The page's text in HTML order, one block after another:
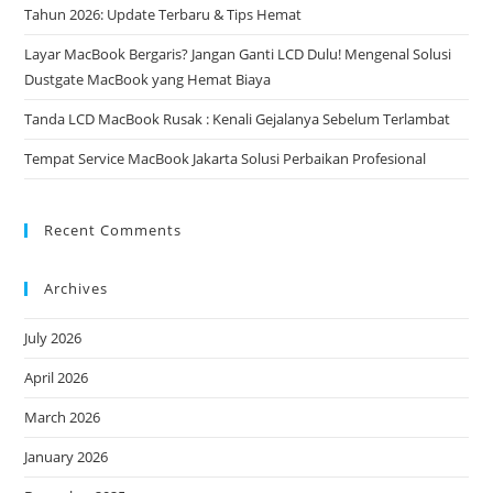
Tahun 2026: Update Terbaru & Tips Hemat
Layar MacBook Bergaris? Jangan Ganti LCD Dulu! Mengenal Solusi
Dustgate MacBook yang Hemat Biaya
Tanda LCD MacBook Rusak : Kenali Gejalanya Sebelum Terlambat
Tempat Service MacBook Jakarta Solusi Perbaikan Profesional
Recent Comments
Archives
July 2026
April 2026
March 2026
January 2026